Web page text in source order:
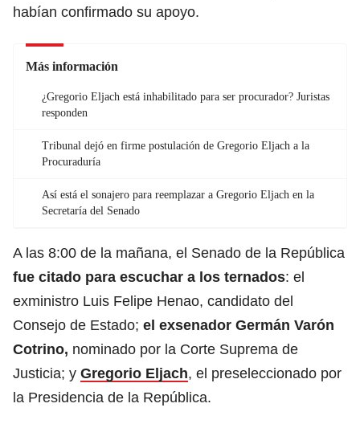
habían confirmado su apoyo.
Más información
¿Gregorio Eljach está inhabilitado para ser procurador? Juristas
responden
Tribunal dejó en firme postulación de Gregorio Eljach a la
Procuraduría
Así está el sonajero para reemplazar a Gregorio Eljach en la
Secretaría del Senado
A las 8:00 de la mañana, el Senado de la República
fue citado para escuchar a los ternados: el
exministro Luis Felipe Henao, candidato del
Consejo de Estado; el exsenador Germán Varón
Cotrino, nominado por la Corte Suprema de
Justicia; y Gregorio Eljach, el preseleccionado por
la Presidencia de la República.